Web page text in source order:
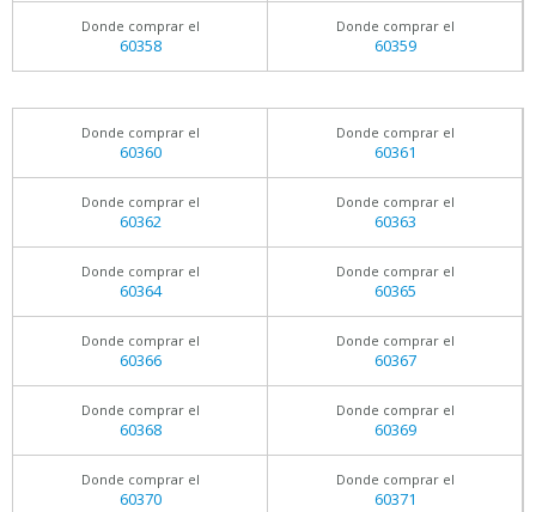
Donde comprar el
60358
Donde comprar el
60359
Donde comprar el
60360
Donde comprar el
60361
Donde comprar el
60362
Donde comprar el
60363
Donde comprar el
60364
Donde comprar el
60365
Donde comprar el
60366
Donde comprar el
60367
Donde comprar el
60368
Donde comprar el
60369
Donde comprar el
60370
Donde comprar el
60371